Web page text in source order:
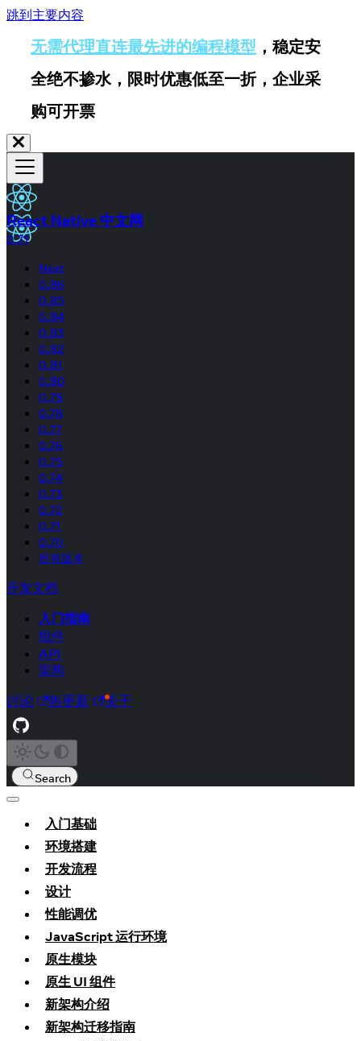
跳到主要内容
无需代理直连最先进的编程模型 ，稳定安
全绝不掺水，限时优惠低至一折，企业采
购可开票
React Native 中文网
0.71
Next
0.86
0.85
0.84
0.83
0.82
0.81
0.80
0.79
0.78
0.77
0.76
0.75
0.74
0.73
0.72
0.71
0.70
所有版本
开发文档
入门指南
组件
API
架构
讨论 热更新 关于
Search
入门基础
环境搭建
开发流程
设计
性能调优
JavaScript 运行环境
原生模块
原生 UI 组件
新架构介绍
新架构迁移指南